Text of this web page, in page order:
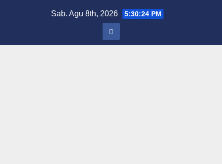
Sab. Agu 8th, 2026 5:30:25 PM